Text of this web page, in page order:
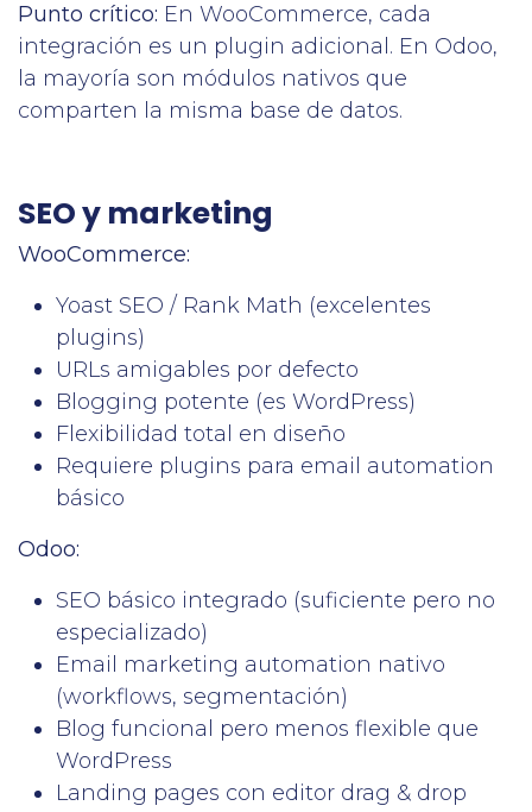
Punto crítico: En WooCommerce, cada
integración es un plugin adicional. En Odoo,
la mayoría son módulos nativos que
comparten la misma base de datos.
SEO y marketing
WooCommerce:
Yoast SEO / Rank Math (excelentes
plugins)
URLs amigables por defecto
Blogging potente (es WordPress)
Flexibilidad total en diseño
Requiere plugins para email automation
básico
Odoo:
SEO básico integrado (suficiente pero no
especializado)
Email marketing automation nativo
(workflows, segmentación)
Blog funcional pero menos flexible que
WordPress
Landing pages con editor drag & drop